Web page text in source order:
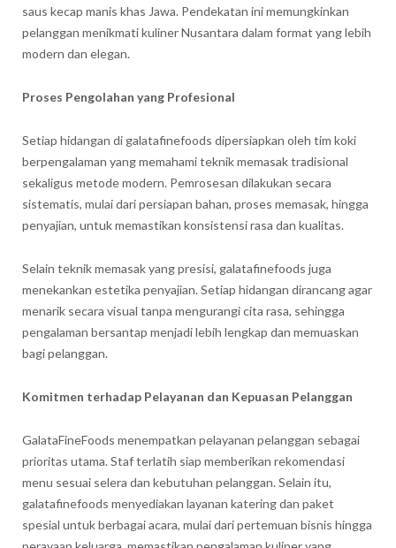
saus kecap manis khas Jawa. Pendekatan ini memungkinkan
pelanggan menikmati kuliner Nusantara dalam format yang lebih
modern dan elegan.
Proses Pengolahan yang Profesional
Setiap hidangan di galatafinefoods dipersiapkan oleh tim koki
berpengalaman yang memahami teknik memasak tradisional
sekaligus metode modern. Pemrosesan dilakukan secara
sistematis, mulai dari persiapan bahan, proses memasak, hingga
penyajian, untuk memastikan konsistensi rasa dan kualitas.
Selain teknik memasak yang presisi, galatafinefoods juga
menekankan estetika penyajian. Setiap hidangan dirancang agar
menarik secara visual tanpa mengurangi cita rasa, sehingga
pengalaman bersantap menjadi lebih lengkap dan memuaskan
bagi pelanggan.
Komitmen terhadap Pelayanan dan Kepuasan Pelanggan
GalataFineFoods menempatkan pelayanan pelanggan sebagai
prioritas utama. Staf terlatih siap memberikan rekomendasi
menu sesuai selera dan kebutuhan pelanggan. Selain itu,
galatafinefoods menyediakan layanan katering dan paket
spesial untuk berbagai acara, mulai dari pertemuan bisnis hingga